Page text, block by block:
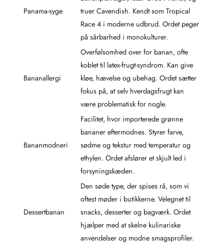
Panama-syge
truer Cavendish. Kendt som Tropical
Race 4 i moderne udbrud. Ordet peger
på sårbarhed i monokulturer.
Bananallergi
Overfølsomhed over for banan, ofte
koblet til latex-frugt-syndrom. Kan give
kløe, hævelse og ubehag. Ordet sætter
fokus på, at selv hverdagsfrugt kan
være problematisk for nogle.
Bananmodneri
Facilitet, hvor importerede grønne
bananer eftermodnes. Styrer farve,
sødme og tekstur med temperatur og
ethylen. Ordet afslører et skjult led i
forsyningskæden.
Dessertbanan
Den søde type, der spises rå, som vi
oftest møder i butikkerne. Velegnet til
snacks, desserter og bagværk. Ordet
hjælper med at skelne kulinariske
anvendelser og modne smagsprofiler.